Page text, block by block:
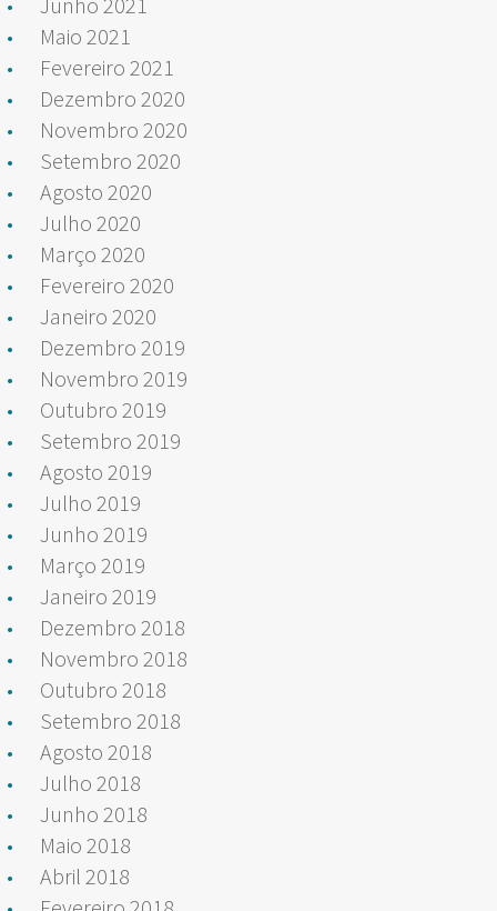
Maio 2021
Fevereiro 2021
Dezembro 2020
Novembro 2020
Setembro 2020
Agosto 2020
Julho 2020
Março 2020
Fevereiro 2020
Janeiro 2020
Dezembro 2019
Novembro 2019
Outubro 2019
Setembro 2019
Agosto 2019
Julho 2019
Junho 2019
Março 2019
Janeiro 2019
Dezembro 2018
Novembro 2018
Outubro 2018
Setembro 2018
Agosto 2018
Julho 2018
Junho 2018
Maio 2018
Abril 2018